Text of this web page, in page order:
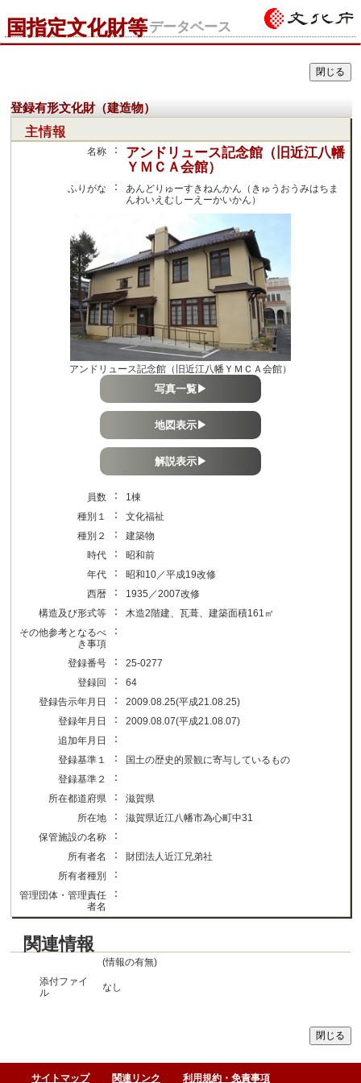
国指定文化財等データベース
登録有形文化財（建造物）
主情報
名称 ：
アンドリュース記念館（旧近江八幡
ＹＭＣＡ会館）
ふりがな ：
あんどりゅーすきねんかん（きゅうおうみはちま
んわいえむしーえーかいかん）
アンドリュース記念館（旧近江八幡ＹＭＣＡ会館）
写真一覧▶
地図表示▶
解説表示▶
員数 ：
1棟
種別１
：
文化福祉
種別２
：
建築物
時代
：
昭和前
年代
：
昭和10／平成19改修
西暦
：
1935／2007改修
構造及び形式等
：
木造2階建、瓦葺、建築面積161㎡
その他参考となるべ
き事項
：
登録番号 ：
25-0277
登録回
：
64
登録告示年月日
：
2009.08.25(平成21.08.25)
登録年月日
：
2009.08.07(平成21.08.07)
追加年月日
：
登録基準１ ：
国土の歴史的景観に寄与しているもの
登録基準２
：
所在都道府県 ：
滋賀県
所在地
：
滋賀県近江八幡市為心町中31
保管施設の名称
：
所有者名 ：
財団法人近江兄弟社
所有者種別
：
管理団体・管理責任
者名
：
関連情報
(情報の有無)
添付ファイ
ル
なし
サイトマップ 関連リンク 利用規約・免責事項